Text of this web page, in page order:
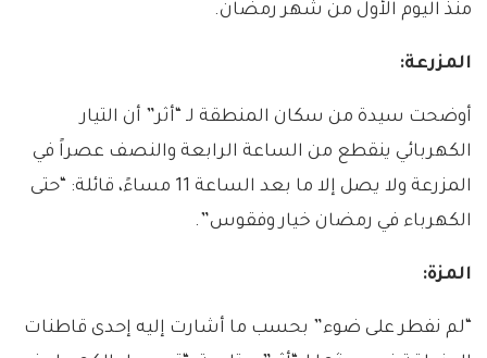
منذ اليوم الأول من شهر رمضان.
المزرعة:
أوضحت سيدة من سكان المنطقة لـ “أثر” أن التيار
الكهربائي ينقطع من الساعة الرابعة والنصف عصراً في
المزرعة ولا يصل إلا ما بعد الساعة 11 مساءً، قائلة: “حتى
الكهرباء في رمضان خيار وفقوس”.
المزة:
“لم نفطر على ضوء” بحسب ما أشارت إليه إحدى قاطنات